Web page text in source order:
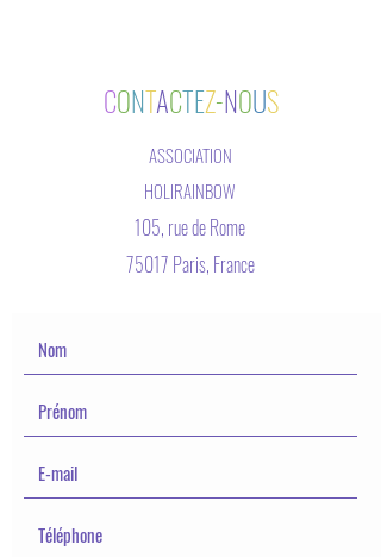
CONTACTEZ-NOUS
ASSOCIATION
HOLIRAINBOW
105, rue de Rome
75017 Paris, France